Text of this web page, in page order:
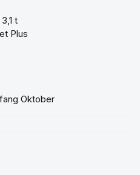
t
Plus
Oktober